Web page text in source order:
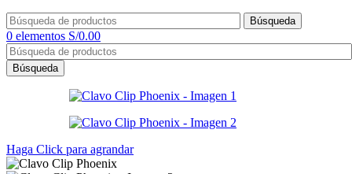
Búsqueda
0 elementos S/0.00
Búsqueda
Haga Click para agrandar